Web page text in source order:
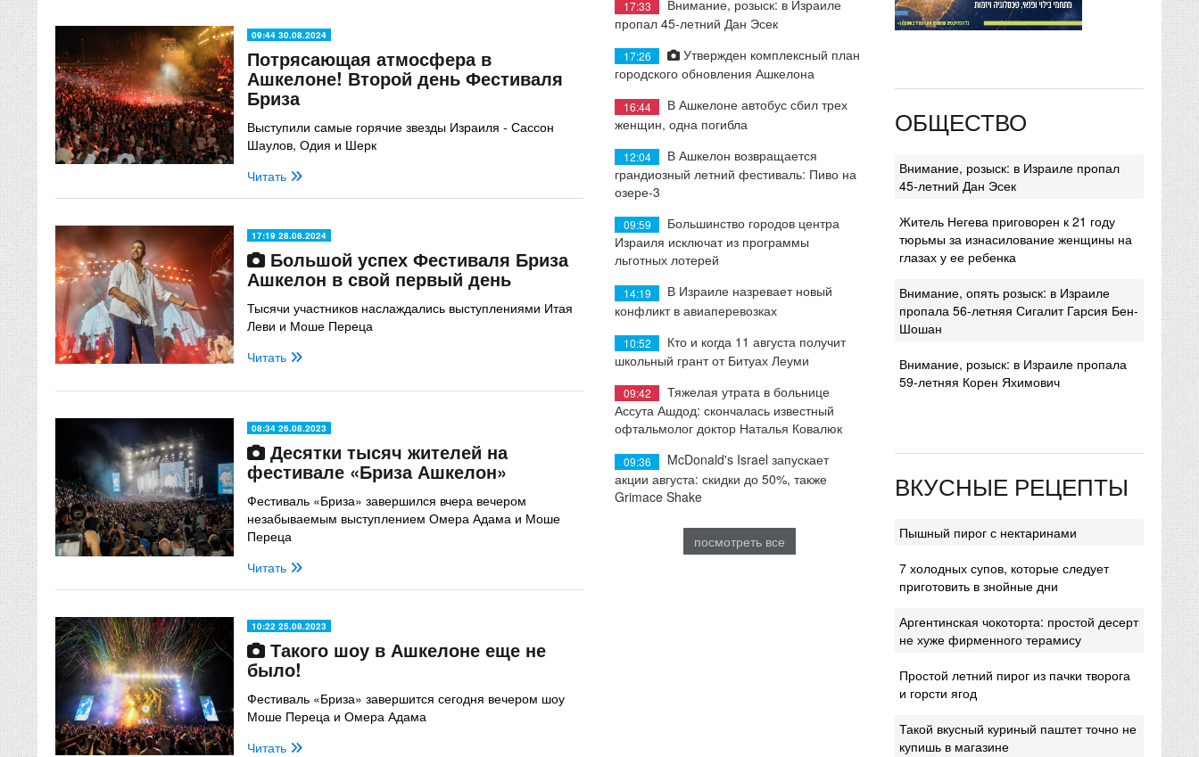
09:44 30.08.2024
Потрясающая атмосфера в
Ашкелоне! Второй день Фестиваля
Бриза
Выступили самые горячие звезды Израиля - Сассон
Шаулов, Одия и Шерк
Читать
17:19 28.08.2024
Большой успех Фестиваля Бриза
Ашкелон в свой первый день
Тысячи участников наслаждались выступлениями Итая
Леви и Моше Переца
Читать
08:34 26.08.2023
Десятки тысяч жителей на
фестивале «Бриза Ашкелон»
Фестиваль «Бриза» завершился вчера вечером
незабываемым выступлением Омера Адама и Моше
Переца
Читать
10:22 25.08.2023
Такого шоу в Ашкелоне еще не
было!
Фестиваль «Бриза» завершится сегодня вечером шоу
Моше Переца и Омера Адама
Читать
17:33
Внимание, розыск: в Израиле
пропал 45-летний Дан Эсек
17:26
Утвержден комплексный план
городского обновления Ашкелона
16:44
В Ашкелоне автобус сбил трех
женщин, одна погибла
12:04
В Ашкелон возвращается
грандиозный летний фестиваль: Пиво на
озере-3
09:59
Большинство городов центра
Израиля исключат из программы
льготных лотерей
14:19
В Израиле назревает новый
конфликт в авиаперевозках
10:52
Кто и когда 11 августа получит
школьный грант от Битуах Леуми
09:42
Тяжелая утрата в больнице
Ассута Ашдод: скончалась известный
офтальмолог доктор Наталья Ковалюк
09:36
McDonald's Israel запускает
акции августа: скидки до 50%, также
Grimace Shake
посмотреть все
ОБЩЕСТВО
Внимание, розыск: в Израиле пропал
45-летний Дан Эсек
Житель Негева приговорен к 21 году
тюрьмы за изнасилование женщины на
глазах у ее ребенка
Внимание, опять розыск: в Израиле
пропала 56-летняя Сигалит Гарсия Бен-
Шошан
Внимание, розыск: в Израиле пропала
59-летняя Корен Яхимович
ВКУСНЫЕ РЕЦЕПТЫ
Пышный пирог с нектаринами
7 холодных супов, которые следует
приготовить в знойные дни
Аргентинская чокоторта: простой десерт
не хуже фирменного терамису
Простой летний пирог из пачки творога
и горсти ягод
Такой вкусный куриный паштет точно не
купишь в магазине